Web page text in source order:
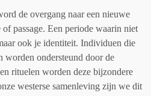
de overgang naar een nieuwe
passage. Een periode waarin niet
ook je identiteit. Individuen die
worden ondersteund door de
rituelen worden deze bijzondere
westerse samenleving zijn we dit